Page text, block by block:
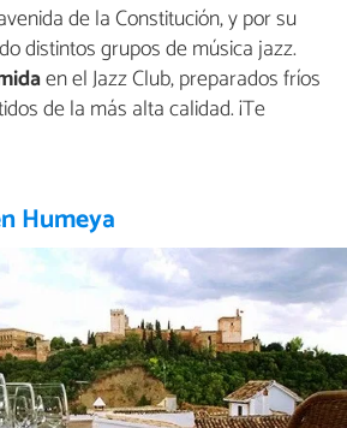
de la Constitución, y por su
distintos grupos de música jazz.
en el Jazz Club, preparados fríos
de la más alta calidad. ¡Te
Humeya